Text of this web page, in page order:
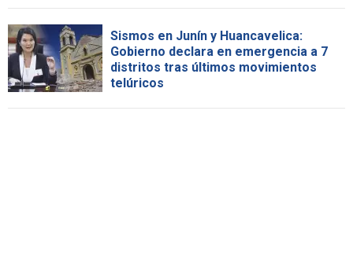
Sismos en Junín y Huancavelica:
Gobierno declara en emergencia a 7
distritos tras últimos movimientos
telúricos